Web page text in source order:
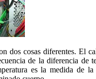
dos cosas diferentes. El
de la diferencia de
es la medida de la